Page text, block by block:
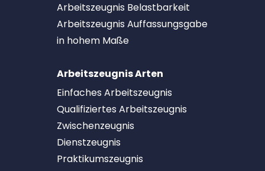
Arbeitszeugnis Belastbarkeit
Arbeitszeugnis Auffassungsgabe
in hohem Maße
Arbeitszeugnis Arten
Einfaches Arbeitszeugnis
Qualifiziertes Arbeitszeugnis
Zwischenzeugnis
Dienstzeugnis
Praktikumszeugnis